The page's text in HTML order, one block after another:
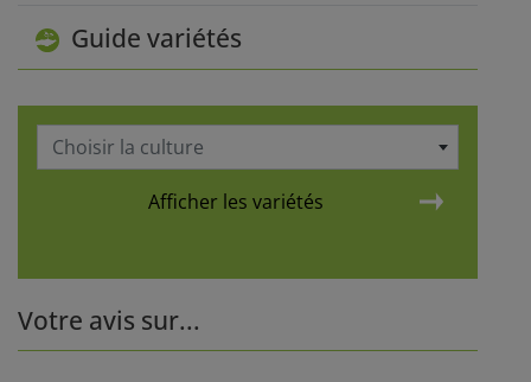
Guide variétés
Choisir la culture
Afficher les variétés
Votre avis sur...